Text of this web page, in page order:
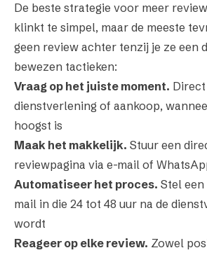
De beste strategie voor meer
klinkt te simpel, maar de meeste
geen review achter tenzij je ze een
bewezen tactieken:
Vraag op het juiste moment.
dienstverlening of aankoop,
hoogst is
Maak het makkelijk. Stuur een
reviewpagina via e-mail of
Automatiseer het proces. Stel
mail in die 24 tot 48 uur na de
wordt
Reageer op elke review. Zowel